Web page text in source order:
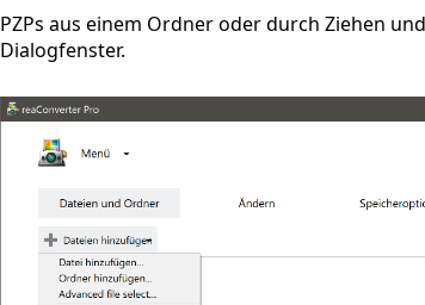
PZPs aus einem Ordner oder durch Ziehen
Dialogfenster.